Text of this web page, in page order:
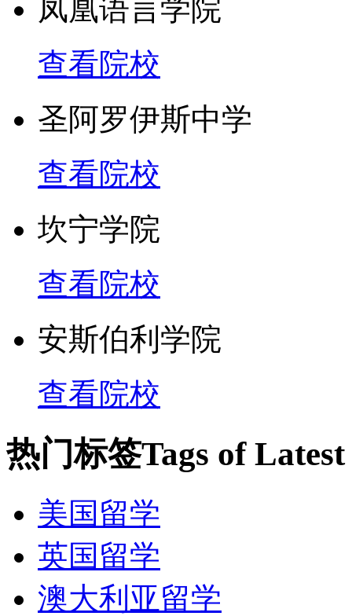
所获奖项
1. Six time National
2. Four time Qld Rock
3. Autralian Buine Week
4. State Showcae Award
Outtanding
Program (Leaderhip and
其它优势
1. 高中实行灵活的时间表
2. 因材施教的ESL辅导
凤凰语言学院
查看院校
圣阿罗伊斯中学
查看院校
坎宁学院
查看院校
安斯伯利学院
查看院校
热门标签Tags of Latest
美国留学
英国留学
澳大利亚留学